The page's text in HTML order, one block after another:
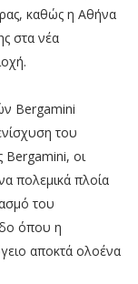
καθώς η Αθήνα
στα νέα
Bergamini
του
Bergamini, οι
πολεμικά πλοία
του
όπου η
αποκτά ολοένα